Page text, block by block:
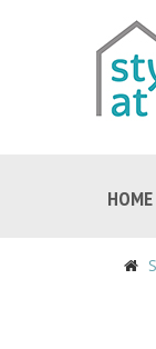
HOME